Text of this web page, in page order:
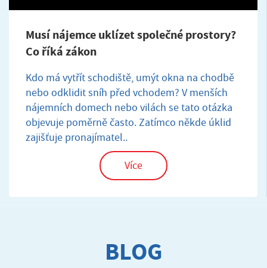
Musí nájemce uklízet společné prostory?
Co říká zákon
Kdo má vytřít schodiště, umýt okna na chodbě
nebo odklidit sníh před vchodem? V menších
nájemních domech nebo vilách se tato otázka
objevuje poměrně často. Zatímco někde úklid
zajišťuje pronajímatel..
Více
BLOG